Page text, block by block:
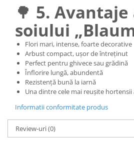
🌳 5. Avantaje
soiului
Flori mari, intense, foarte decorative
Arbust compact, ușor de întreținut
Perfect pentru ghivece sau grădină
Înflorire lungă, abundentă
Rezistență bună la iarnă
Una dintre cele mai reușite
Informatii conformitate produs
Review-uri(0)